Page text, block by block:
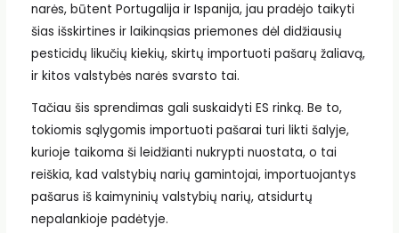
narės, būtent Portugalija ir Ispanija, jau pradėjo taikyti
šias išskirtines ir laikinąsias priemones dėl didžiausių
pesticidų likučių kiekių, skirtų importuoti pašarų žaliavą,
ir kitos valstybės narės svarsto tai.
Tačiau šis sprendimas gali suskaidyti ES rinką. Be to,
tokiomis sąlygomis importuoti pašarai turi likti šalyje,
kurioje taikoma ši leidžianti nukrypti nuostata, o tai
reiškia, kad valstybių narių gamintojai, importuojantys
pašarus iš kaimyninių valstybių narių, atsidurtų
nepalankioje padėtyje.